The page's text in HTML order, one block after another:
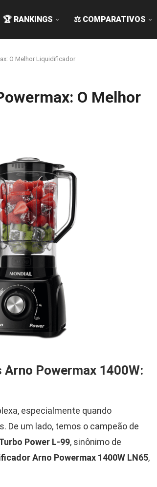
🏆 RANKINGS ⚖️ COMPARATIVOS
O Melhor Liquidificador
O Melhor
Powermax 1400W:
especialmente quando
um lado, temos o campeão de
Power L-99, sinônimo de
Arno Powermax 1400W LN65,